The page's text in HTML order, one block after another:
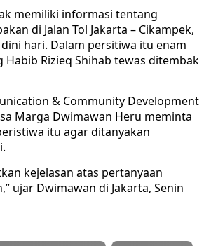
memiliki informasi tentang
di Jalan Tol Jakarta – Cikampek,
hari. Dalam persitiwa itu enam
Rizieq Shihab tewas ditembak
& Community Development
Marga Dwimawan Heru meminta
itu agar ditanyakan
kejelasan atas pertanyaan
ujar Dwimawan di Jakarta, Senin